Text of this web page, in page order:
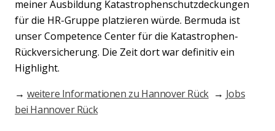
meiner Ausbildung Katastrophenschutzdeckungen
für die HR-Gruppe platzieren würde. Bermuda ist
unser Competence Center für die Katastrophen-
Rückversicherung. Die Zeit dort war definitiv ein
Highlight.
→ weitere Informationen zu Hannover Rück→ Jobs
bei Hannover Rück